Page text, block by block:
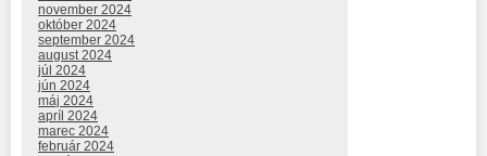
november 2024
október 2024
september 2024
august 2024
júl 2024
jún 2024
máj 2024
apríl 2024
marec 2024
február 2024